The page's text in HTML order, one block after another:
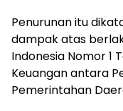
Penurunan itu
dampak atas
Indonesia Nomor 1
Keuangan antara
Pemerintahan